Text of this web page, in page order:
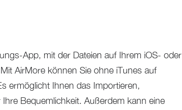
App, mit der Dateien auf Ihrem iOS- oder
AirMore können Sie ohne iTunes auf
ermöglicht Ihnen das Importieren,
Bequemlichkeit. Außerdem kann eine